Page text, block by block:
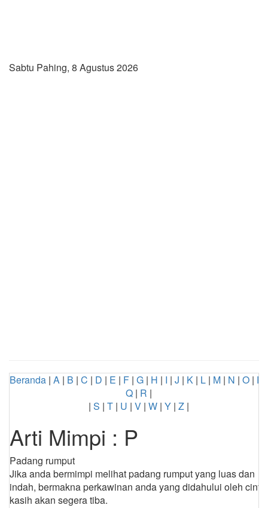
Sabtu Pahing, 8 Agustus 2026
Beranda | A | B | C | D | E | F | G | H | I | J | K | L | M | N | O | P
Q | R |
| S | T | U | V | W | Y | Z |
Arti Mimpi : P
Padang rumput
Jika anda bermimpi melihat padang rumput yang luas dan
indah, bermakna perkawinan anda yang didahului oleh cinta
kasih akan segera tiba.